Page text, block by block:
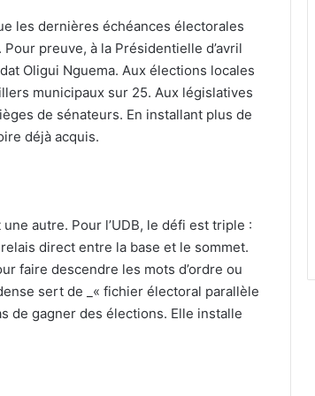
les dernières échéances électorales
preuve, à la Présidentielle d’avril
Oligui Nguema. Aux élections locales
municipaux sur 25. Aux législatives
de sénateurs. En installant plus de
déjà acquis.
autre. Pour l’UDB, le défi est triple :
direct entre la base et le sommet.
faire descendre les mots d’ordre ou
sert de _« fichier électoral parallèle
de gagner des élections. Elle installe